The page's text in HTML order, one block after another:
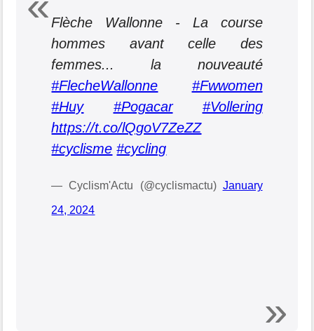
Flèche Wallonne - La course
hommes avant celle des
femmes... la nouveauté
#FlecheWallonne
#Fwwomen
#Huy
#Pogacar
#Vollering
https://t.co/lQgoV7ZeZZ
#cyclisme #cycling
— Cyclism'Actu (@cyclismactu) January
24, 2024